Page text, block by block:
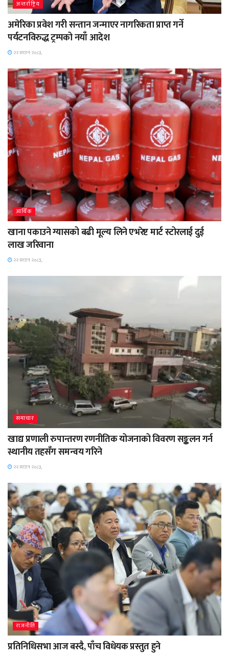
अन्तर्राष्ट्रिय
अमेरिका प्रवेश गरी सन्तान जन्माएर नागरिकता प्राप्त गर्ने
पर्यटनविरुद्ध ट्रम्पको नयाँ आदेश
२२ साउन २०८३,
आर्थिक
खाना पकाउने ग्यासको बढी मूल्य लिने एभरेष्ट मार्ट स्टोरलाई दुई
लाख जरिवाना
२२ साउन २०८३,
समाचार
खाद्य प्रणाली रुपान्तरण रणनीतिक योजनाको विवरण सङ्कलन गर्न
स्थानीय तहसँग समन्वय गरिने
२२ साउन २०८३,
राजनीति
प्रतिनिधिसभा आज बस्दै, पाँच विधेयक प्रस्तुत हुने